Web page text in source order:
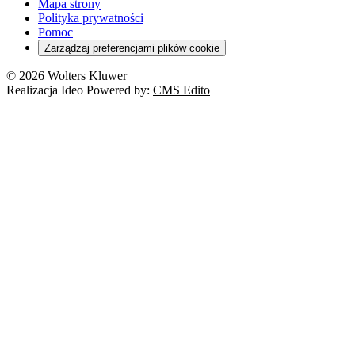
Mapa strony
Polityka prywatności
Pomoc
Zarządzaj preferencjami plików cookie
© 2026 Wolters Kluwer
Realizacja Ideo Powered by: CMS Edito